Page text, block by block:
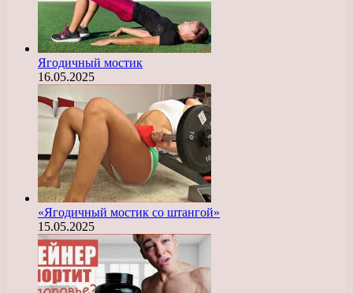
Ягодичный мостик
16.05.2025
«Ягодичный мостик со штангой»
15.05.2025